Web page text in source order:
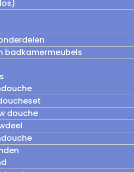
badkamermeubels
douche